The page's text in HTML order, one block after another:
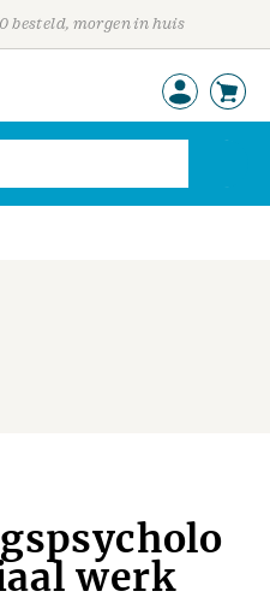
besteld, morgen in huis
werk